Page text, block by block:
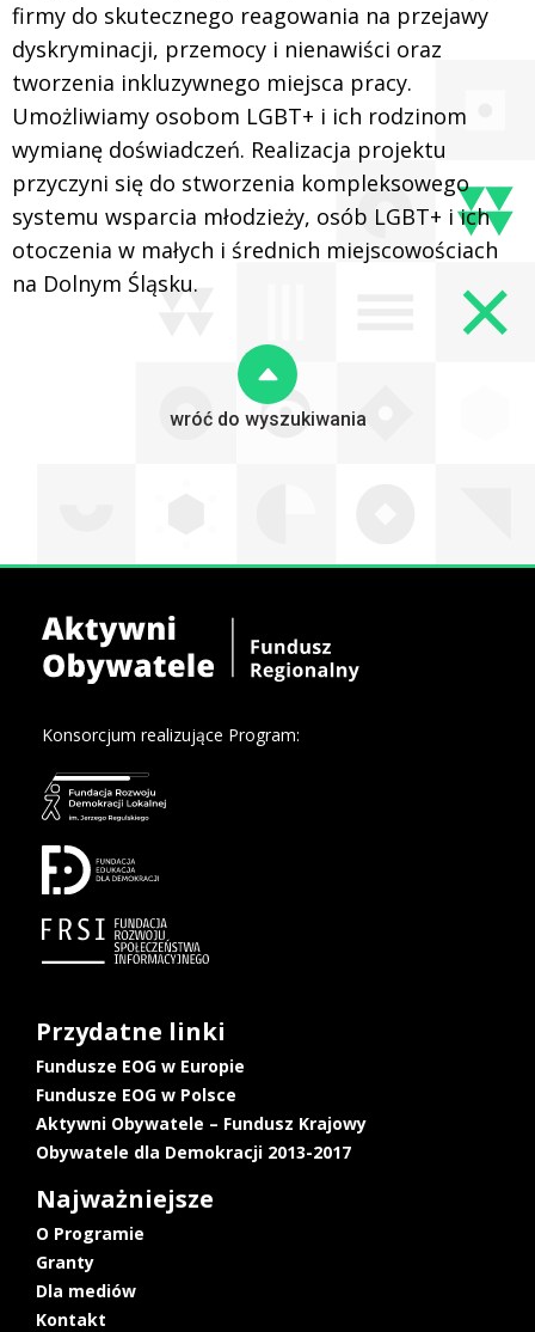
firmy do skutecznego reagowania na przejawy
dyskryminacji, przemocy i nienawiści oraz
tworzenia inkluzywnego miejsca pracy.
Umożliwiamy osobom LGBT+ i ich rodzinom
wymianę doświadczeń. Realizacja projektu
przyczyni się do stworzenia kompleksowego
systemu wsparcia młodzieży, osób LGBT+ i ich
otoczenia w małych i średnich miejscowościach
na Dolnym Śląsku.
wróć do wyszukiwania
Konsorcjum realizujące Program:
Przydatne linki
Fundusze EOG w Europie
Fundusze EOG w Polsce
Aktywni Obywatele – Fundusz Krajowy
Obywatele dla Demokracji 2013-2017
Najważniejsze
O Programie
Granty
Dla mediów
Kontakt